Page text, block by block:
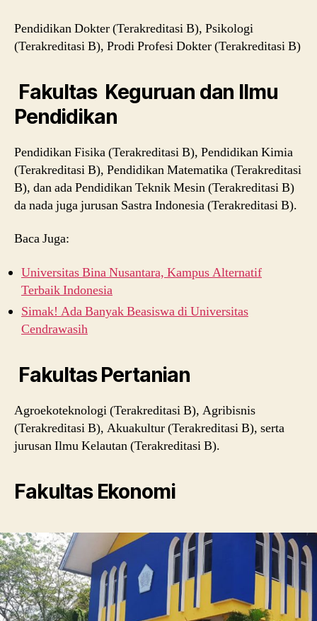
Pendidikan Dokter (Terakreditasi B), Psikologi
(Terakreditasi B), Prodi Profesi Dokter (Terakreditasi B)
Fakultas Keguruan dan Ilmu
Pendidikan
Pendidikan Fisika (Terakreditasi B), Pendidikan Kimia
(Terakreditasi B), Pendidikan Matematika (Terakreditasi
B), dan ada Pendidikan Teknik Mesin (Terakreditasi B)
da nada juga jurusan Sastra Indonesia (Terakreditasi B).
Baca Juga:
Universitas Bina Nusantara, Kampus Alternatif
Terbaik Indonesia
Simak! Ada Banyak Beasiswa di Universitas
Cendrawasih
Fakultas Pertanian
Agroekoteknologi (Terakreditasi B), Agribisnis
(Terakreditasi B), Akuakultur (Terakreditasi B), serta
jurusan Ilmu Kelautan (Terakreditasi B).
Fakultas Ekonomi